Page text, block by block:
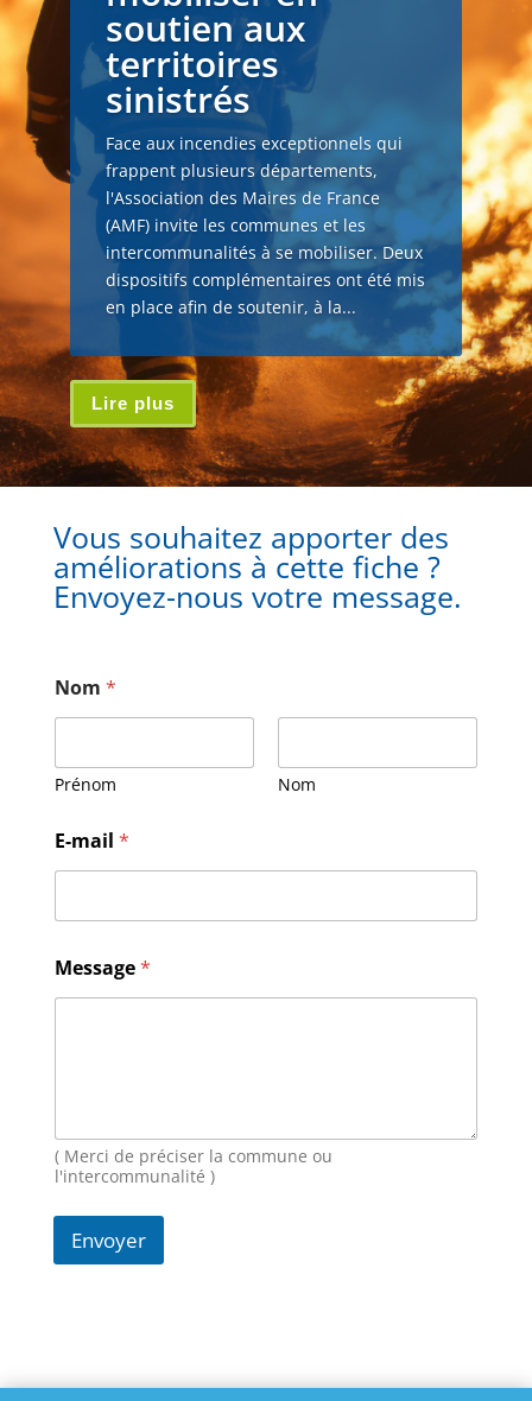
soutien aux
territoires
sinistrés
Face aux incendies exceptionnels qui
frappent plusieurs départements,
l'Association des Maires de France
(AMF) invite les communes et les
intercommunalités à se mobiliser. Deux
dispositifs complémentaires ont été mis
en place afin de soutenir, à la...
Lire plus
Vous souhaitez apporter des
améliorations à cette fiche ?
Envoyez-nous votre message.
Nom *
Prénom Nom
E-mail *
e
s
m
E
m
i
Message*
( Merci de préciser la commune ou
l'intercommunalité )
Envoyer